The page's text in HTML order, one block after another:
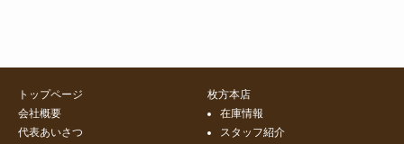
トップページ
会社概要
代表あいさつ
枚方本店
在庫情報
スタッフ紹介